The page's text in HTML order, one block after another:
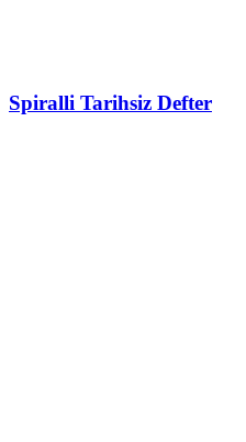
Spiralli Tarihsiz Defter